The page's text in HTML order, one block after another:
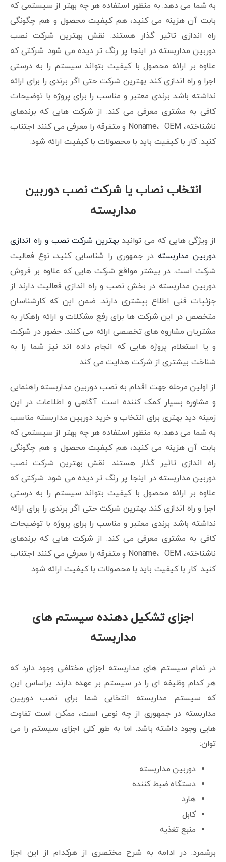
به شما می دهد. به منظور استفاده هر چه بهتر از سیستمی که
بابت آن هزینه می کنید، هم کیفیت محصول و هم چگونگی
راه اندازی تاثیر گذار هستند. نقش بهترین شرکت نصب
دوربین مداربسته در اینجا پر رنگ تر دیده می شود. شرکتی که
علاوه بر ارائه محصول با کیفیت بتواند سیستم را به درستی
اجرا و راه اندازی کند. بهترین شرکت حتی اگر برندی را برای ارائه
نداشته باشد برندی معتبر و مناسب را برای پروژه با توضیحات
کافی به مشتری معرفی می کند. از شرکت هایی که برندهای
ناشناخته، Noname، OEM و متفرقه را معرفی می کنند اجتناب
کنید. کار با کیفیت باید با محصولات با کیفیت ارائه شود.
انتخاب نصاب یا شرکت نصب دوربین
مداربسته
از ویژگی هایی که می توانید بهترین شرکت نصب و راه اندازی
دوربین مداربسته در جمهوری را شناسایی کنید، نوع فعالیت
شرکت است. در بیشتر مواقع شرکت هایی که علاوه بر فروش
دوربین مداربسته در بخش نصب و راه اندازی فعالیت دارند از
جزئیات فنی اطلاع بیشتری دارند. ضمن این که کارشناسان
متخصص در این شرکت ها برای رفع مشکلات و ارائه راهکار به
مشتریان مشاروه های تخصصی ارائه می کنند. حضور در شرکت
و یا استعلام پروژه هایی که انجام داده اند نیز شما را به
شناخت بیشتری از شرکت هدایت می کند.
از اولین مرحله جهت اقدام به نصب دوربین مداربسته راهنمایی
و مشاوره بسیار کمک کننده است. آگاهی و اطلاعات در این
زمینه دید بهتری برای انتخاب و خرید دوربین مداربسته مناسب
به شما می دهد. به منظور استفاده هر چه بهتر از سیستمی که
بابت آن هزینه می کنید، هم کیفیت محصول و هم چگونگی
راه اندازی تاثیر گذار هستند. نقش بهترین شرکت نصب
دوربین مداربسته در اینجا پر رنگ تر دیده می شود. شرکتی که
علاوه بر ارائه محصول با کیفیت بتواند سیستم را به درستی
اجرا و راه اندازی کند. بهترین شرکت حتی اگر برندی را برای ارائه
نداشته باشد برندی معتبر و مناسب را برای پروژه با توضیحات
کافی به مشتری معرفی می کند. از شرکت هایی که برندهای
ناشناخته، Noname، OEM و متفرقه را معرفی می کنند اجتناب
کنید. کار با کیفیت باید با محصولات با کیفیت ارائه شود.
اجزای تشکیل دهنده سیستم های
مداربسته
در تمام سیستم های مداربسته اجزای مختلفی وجود دارد که
هر کدام وظیفه ای را در سیستم بر عهده دارند. براساس این
که سیستم مداربسته انتخابی شما برای نصب دوربین
مداربسته در جمهوری از چه نوعی است، ممکن است تفاوت
هایی وجود داشته باشد. اما به طور کلی اجزای سیستم را می
توان:
دوربین مداربسته
دستگاه ضبط کننده
هارد
کابل
منبع تغذیه
برشمرد. در ادامه به شرح مختصری از هرکدام از این اجزا